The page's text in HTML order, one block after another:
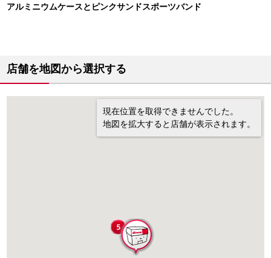
アルミニウムケースとピンクサンドスポーツバンド
店舗を地図から選択する
現在位置を取得できませんでした。
地図を拡大すると店舗が表示されます。